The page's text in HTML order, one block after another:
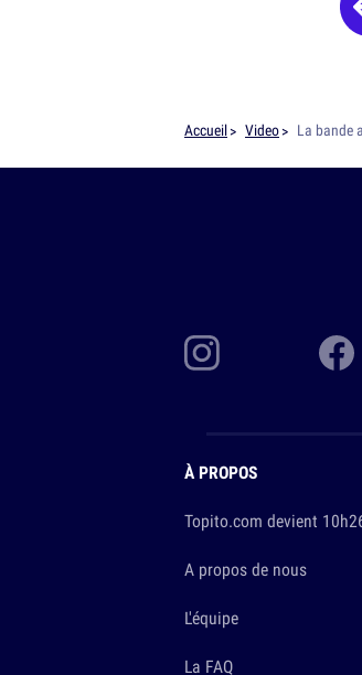
Accueil Video La bande
À PROPOS
Topito.com devient
A propos de nous
L'équipe
La FAQ